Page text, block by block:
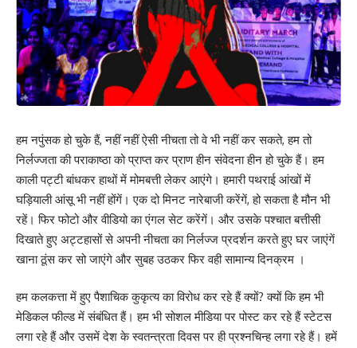
हम नपुंसक हो चुके हैं, नहीं नहीं ऐसी नीचता तो वे भी नहीं कर सकते, हम तो
निर्लज्जता की पराकाष्ठा को प्राप्त कर प्राण हीन संवेदना हीन हो चुके हैं। हम
काली पट्टी बांधकर हाथों में मोमबत्ती लेकर आएंगे। हमारी पथराई आंखों में
घड़ियाली आंसू भी नहीं होंगें। एक दो मिनट नारेबाजी करेंगें, हो सकता है मौन भी
रहें। फिर फोटो और वीडियो का एंगल सेट करेंगें। और उसके पश्चात बत्तीसी
दिखाते हुए अट्टहासों से अपनी नीचता का निर्लज्ज प्रदर्शन करते हुए घर जाएंगें
खाना ठूंस कर सो जाएंगे और सुबह उठकर फिर वही सामान्य दिनक्रम ।
हम कलकत्ता में हुए पैशाचिक कुकृत्य का विरोध कर रहे हैं क्यों? क्यों कि हम भी
मेडिकल फील्ड में संबंधित हैं। हम भी सोशल मीडिया पर पोस्ट कर रहे हैं स्टेटस
लगा रहे हैं और उसमें देश के स्वतन्त्रता दिवस पर ही प्रश्नचिन्ह लगा रहे हैं। हमें